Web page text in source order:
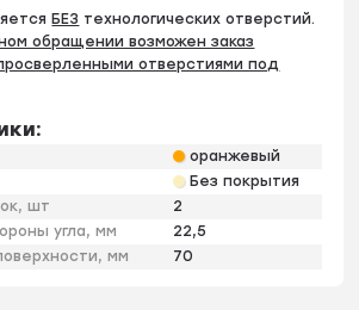
БЕЗ технологических отверстий.
обращении возможен заказ
отверстиями под
оранжевый
Без покрытия
шт
2
угла, мм
22,5
мм
70